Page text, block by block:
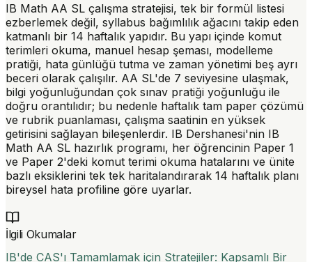
IB Math AA SL çalışma stratejisi, tek bir formül listesi
ezberlemek değil, syllabus bağımlılık ağacını takip eden
katmanlı bir 14 haftalık yapıdır. Bu yapı içinde komut
terimleri okuma, manuel hesap şeması, modelleme
pratiği, hata günlüğü tutma ve zaman yönetimi beş ayrı
beceri olarak çalışılır. AA SL'de 7 seviyesine ulaşmak,
bilgi yoğunluğundan çok sınav pratiği yoğunluğu ile
doğru orantılıdır; bu nedenle haftalık tam paper çözümü
ve rubrik puanlaması, çalışma saatinin en yüksek
getirisini sağlayan bileşenlerdir. IB Dershanesi'nin IB
Math AA SL hazırlık programı, her öğrencinin Paper 1
ve Paper 2'deki komut terimi okuma hatalarını ve ünite
bazlı eksiklerini tek tek haritalandırarak 14 haftalık planı
bireysel hata profiline göre uyarlar.
İlgili Okumalar
IB'de CAS'ı Tamamlamak için Stratejiler: Kapsamlı Bir